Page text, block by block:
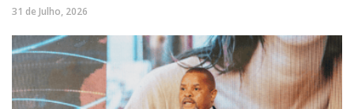
31 de Julho, 2026